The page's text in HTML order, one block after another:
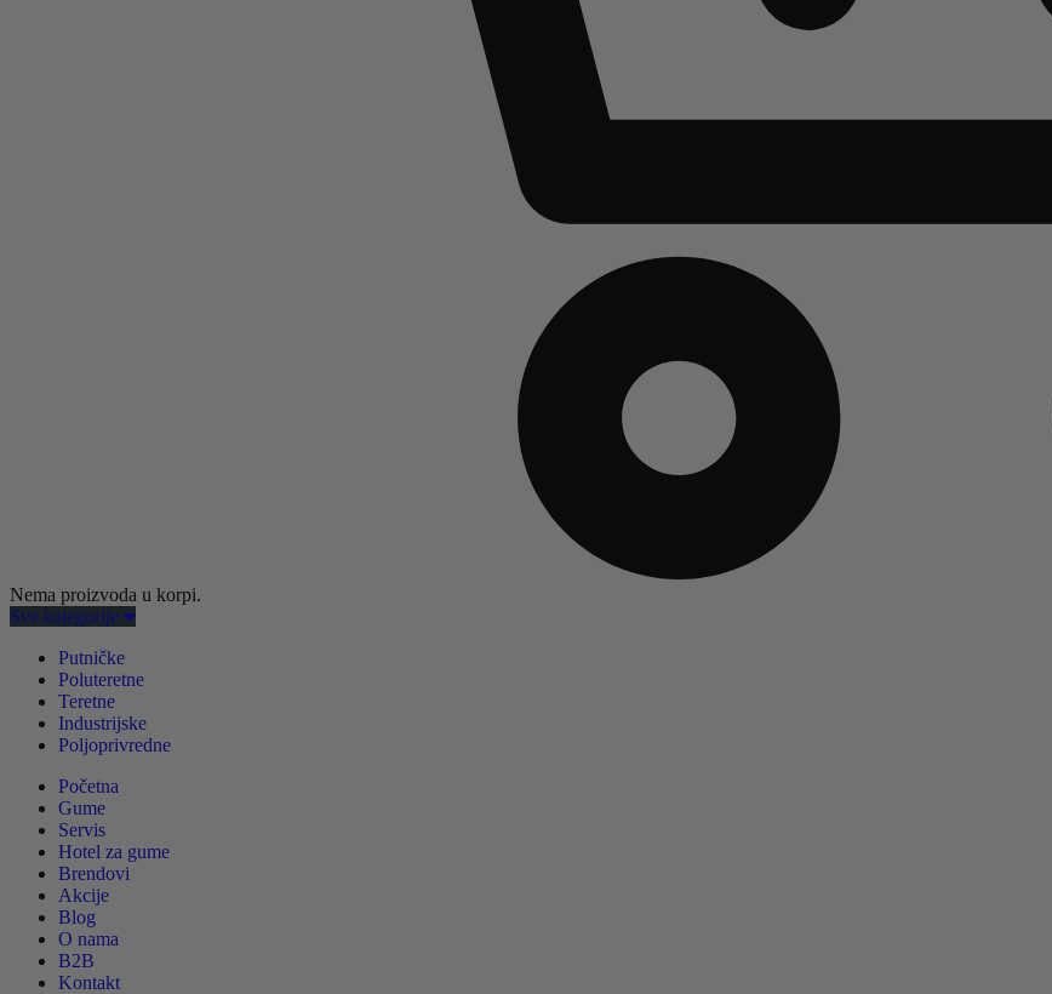
Nema proizvoda u korpi.
Sve kategorije
Putničke
Poluteretne
Teretne
Industrijske
Poljoprivredne
Početna
Gume
Servis
Hotel za gume
Brendovi
Akcije
Blog
O nama
B2B
Kontakt